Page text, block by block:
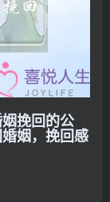
挽回的公
姻，挽回感